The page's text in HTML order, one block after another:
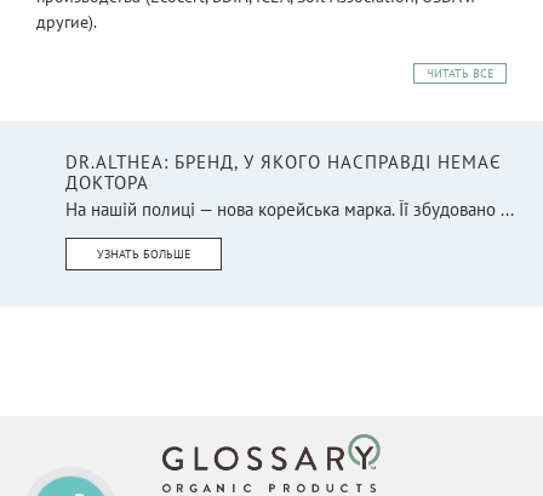
другие).
ЧИТАТЬ ВСЕ
DR.ALTHEA: БРЕНД, У ЯКОГО НАСПРАВДІ НЕМАЄ
ДОКТОРА
На нашій полиці — нова корейська марка. Її збудовано ...
УЗНАТЬ БОЛЬШЕ